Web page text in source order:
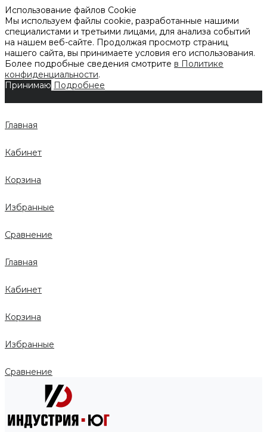
Использование файлов Cookie
Мы используем файлы cookie, разработанные нашими
специалистами и третьими лицами, для анализа событий
на нашем веб-сайте. Продолжая просмотр страниц
нашего сайта, вы принимаете условия его использования.
Более подробные сведения смотрите в Политике
конфиденциальности.
Принимаю Подробнее
Главная
Кабинет
Корзина
Избранные
Сравнение
Главная
Кабинет
Корзина
Избранные
Сравнение